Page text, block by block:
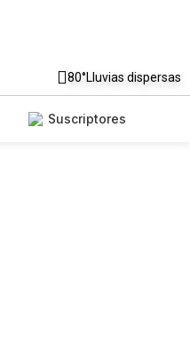
80°Lluvias dispersas
Suscriptores